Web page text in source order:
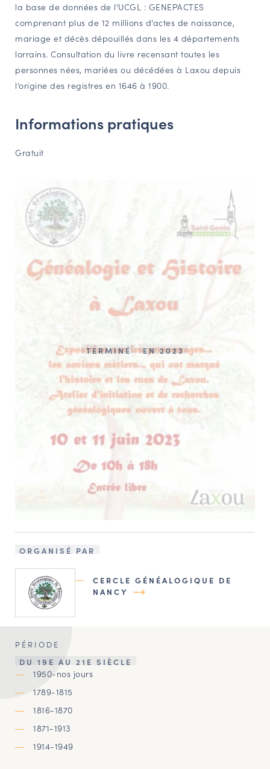
VOUS ÊTES…
Amateurs d’histoire et de patrimoine
Étudiants & chercheurs
la base de données de l’UCGL : GENEPACTES
comprenant plus de 12 millions d’actes de naissance,
mariage et décès dépouillés dans les 4 départements
lorrains. Consultation du livre recensant toutes les
personnes nées, mariées ou décédées à Laxou depuis
l’origine des registres en 1646 à 1900.
Informations pratiques
Gratuit
TERMINÉ EN 2023
ORGANISÉ PAR
CERCLE GÉNÉALOGIQUE DE
NANCY
PÉRIODE
DU 19E AU 21E SIÈCLE
1950-nos jours
1789-1815
1816-1870
1871-1913
1914-1949